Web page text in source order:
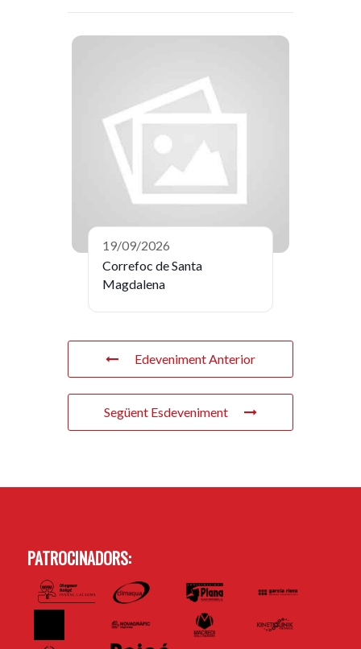
19/09/2026
Correfoc de Santa
Magdalena
Edeveniment Anterior
Següent Esdeveniment
PATROCINADORS: